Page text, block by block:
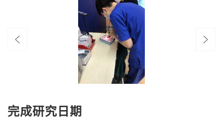
完成研究日期